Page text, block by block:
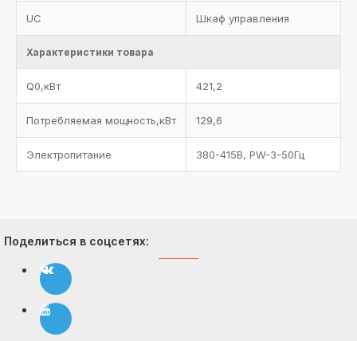
запорный вентиль, электромагнитный клапан на
линию возврата масла в каждый компрессор
Система регулирования давления конденсации на
линии нагнетания
Фильтр-очиститель на линии всасывания каждого
UC Шкаф управления
Характеристики товара
Q0,кВт 421,2
Потребляемая мощность,кВт 129,6
Электропитание 380-415В, PW-3-50Гц
Поделиться в соцсетях: